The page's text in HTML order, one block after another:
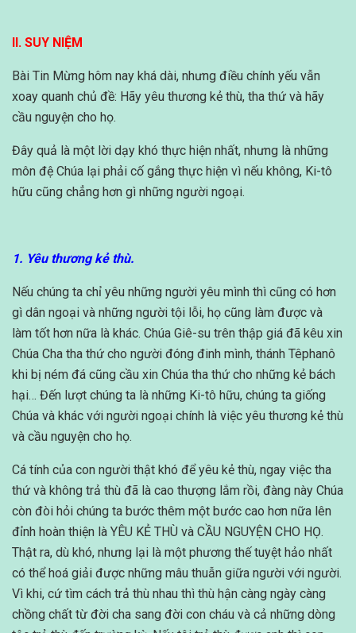
II. SUY NIỆM
Bài Tin Mừng hôm nay khá dài, nhưng điều chính yếu vẫn
xoay quanh chủ đề: Hãy yêu thương kẻ thù, tha thứ và hãy
cầu nguyện cho họ.
Đây quả là một lời dạy khó thực hiện nhất, nhưng là những
môn đệ Chúa lại phải cố gắng thực hiện vì nếu không, Ki-tô
hữu cũng chẳng hơn gì những người ngoại.
1. Yêu thương kẻ thù.
Nếu chúng ta chỉ yêu những người yêu mình thì cũng có hơn
gì dân ngoại và những người tội lỗi, họ cũng làm được và
làm tốt hơn nữa là khác. Chúa Giê-su trên thập giá đã kêu xin
Chúa Cha tha thứ cho người đóng đinh mình, thánh Têphanô
khi bị ném đá cũng cầu xin Chúa tha thứ cho những kẻ bách
hại… Đến lượt chúng ta là những Ki-tô hữu, chúng ta giống
Chúa và khác với người ngoại chính là việc yêu thương kẻ thù
và cầu nguyện cho họ.
Cá tính của con người thật khó để yêu kẻ thù, ngay việc tha
thứ và không trả thù đã là cao thượng lắm rồi, đàng này Chúa
còn đòi hỏi chúng ta bước thêm một bước cao hơn nữa lên
đỉnh hoàn thiện là YÊU KẺ THÙ và CẦU NGUYỆN CHO HỌ.
Thật ra, dù khó, nhưng lại là một phương thế tuyệt hảo nhất
có thể hoá giải được những mâu thuẫn giữa người với người.
Vì khi, cứ tìm cách trả thù nhau thì thù hận càng ngày càng
chồng chất từ đời cha sang đời con cháu và cả những dòng